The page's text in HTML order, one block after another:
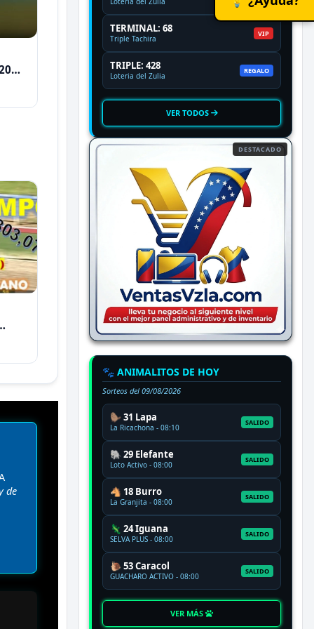
de
TERMINAL: 68
Triple Tachira
VIP
TRIPLE: 428
Loteria del Zulia
REGALO
VER TODOS
DESTACADO
🐾 ANIMALITOS DE HOY
Sorteos del 09/08/2026
🦫 31 Lapa
La Ricachona - 08:10
SALIDO
🐘 29 Elefante
Loto Activo - 08:00
SALIDO
🐴 18 Burro
La Granjita - 08:00
SALIDO
🦎 24 Iguana
SELVA PLUS - 08:00
SALIDO
🐌 53 Caracol
GUACHARO ACTIVO - 08:00
SALIDO
VER MÁS